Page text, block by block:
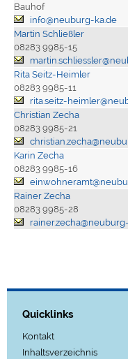
Bauhof
info@neuburg-ka.de
Martin Schließler
08283 9985-15
Rita Seitz-Heimler
08283 9985-11
rita.seitz-
Christian Zecha
08283 9985-21
Karin Zecha
08283 9985-16
Rainer Zecha
08283 9985-28
Quicklinks
Kontakt
Inhaltsverzeichnis